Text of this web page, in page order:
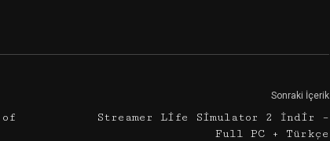
of
Sonraki İçerik
Streamer Life Simulator 2 İndir –
Full PC + Türkçe